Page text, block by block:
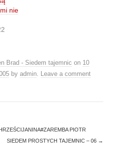
O
p
n
s
w
w
i
w
nie
Brad - Siedem tajemnic on 10
by admin. Leave a comment
PIOTR
SIEDEM PROSTYCH TAJEMNIC – 06 →